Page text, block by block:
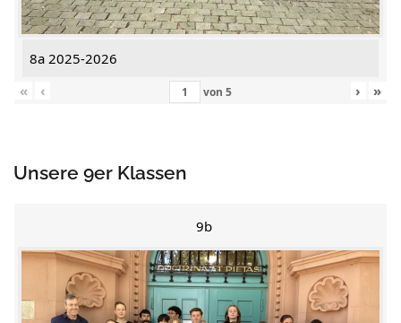
8a 2025-2026
«
‹ von 5 › »
Unsere 9er Klassen
9b